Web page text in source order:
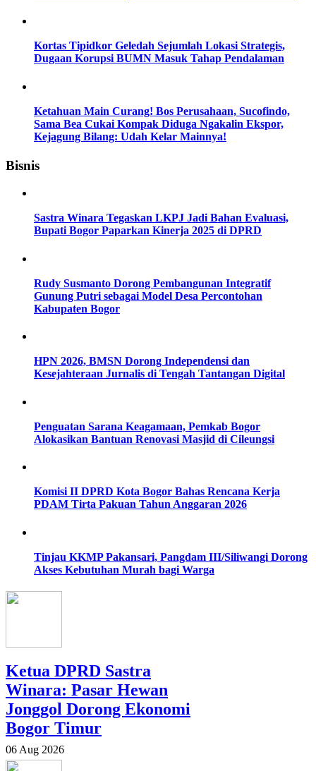
Kortas Tipidkor Geledah Sejumlah Lokasi Strategis,
Dugaan Korupsi BUMN Masuk Tahap Pendalaman
Ketahuan Main Curang! Bos Perusahaan, Sucofindo,
Sama Bea Cukai Kompak Diduga Ngakalin Ekspor,
Kejagung Bilang: Udah Kelar Mainnya!
Bisnis
Sastra Winara Tegaskan LKPJ Jadi Bahan Evaluasi,
Bupati Bogor Paparkan Kinerja 2025 di DPRD
Rudy Susmanto Dorong Pembangunan Integratif
Gunung Putri sebagai Model Desa Percontohan
Kabupaten Bogor
HPN 2026, BMSN Dorong Independensi dan
Kesejahteraan Jurnalis di Tengah Tantangan Digital
Penguatan Sarana Keagamaan, Pemkab Bogor
Alokasikan Bantuan Renovasi Masjid di Cileungsi
Komisi II DPRD Kota Bogor Bahas Rencana Kerja
PDAM Tirta Pakuan Tahun Anggaran 2026
Tinjau KKMP Pakansari, Pangdam III/Siliwangi Dorong
Akses Kebutuhan Murah bagi Warga
Ketua DPRD Sastra
Winara: Pasar Hewan
Jonggol Dorong Ekonomi
Bogor Timur
06 Aug 2026